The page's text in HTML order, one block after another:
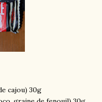
cajou) 30g